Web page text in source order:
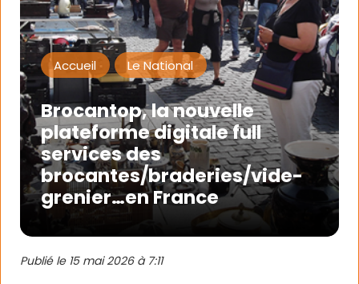
Accueil Le National
Brocantop, la nouvelle
plateforme digitale full
services des
brocantes/braderies/vide-
grenier…en France
Publié le 15 mai 2026 à 7:11